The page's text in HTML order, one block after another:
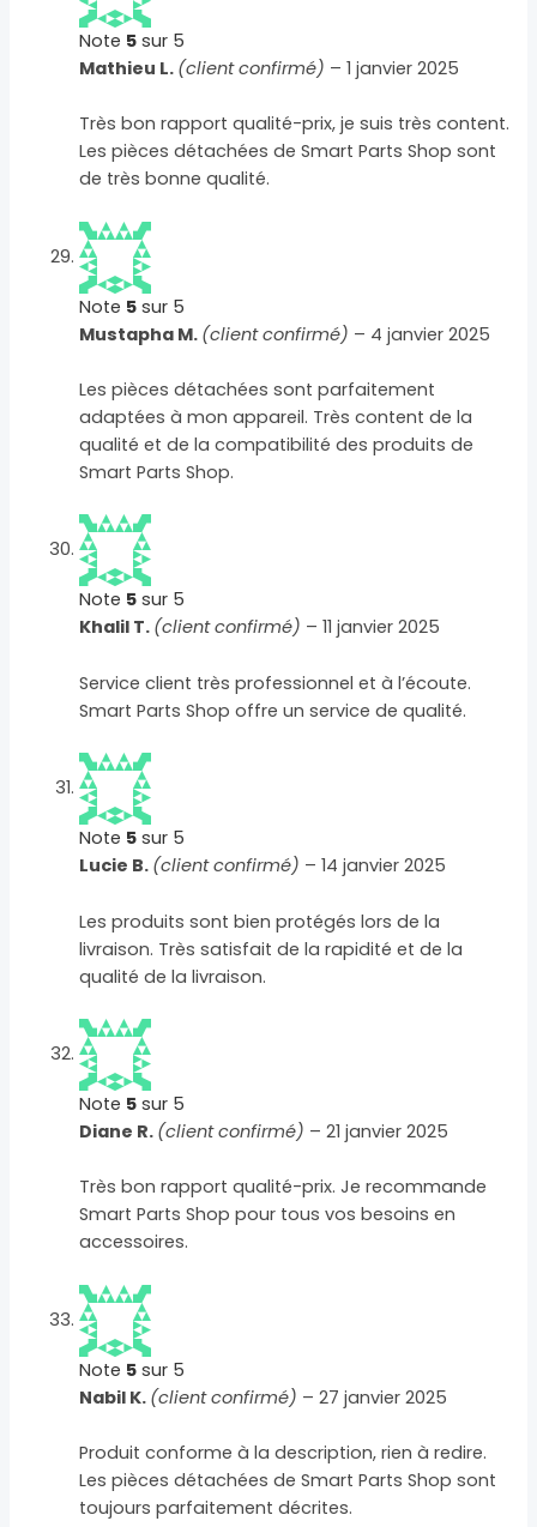
Note 5 sur 5
Mathieu L. (client confirmé) – 1 janvier 2025
Très bon rapport qualité-prix, je suis très content.
Les pièces détachées de Smart Parts Shop sont
de très bonne qualité.
Note 5 sur 5
Mustapha M. (client confirmé) – 4 janvier 2025
Les pièces détachées sont parfaitement
adaptées à mon appareil. Très content de la
qualité et de la compatibilité des produits de
Smart Parts Shop.
Note 5 sur 5
Khalil T. (client confirmé) – 11 janvier 2025
Service client très professionnel et à l’écoute.
Smart Parts Shop offre un service de qualité.
Note 5 sur 5
Lucie B. (client confirmé) – 14 janvier 2025
Les produits sont bien protégés lors de la
livraison. Très satisfait de la rapidité et de la
qualité de la livraison.
Note 5 sur 5
Diane R. (client confirmé) – 21 janvier 2025
Très bon rapport qualité-prix. Je recommande
Smart Parts Shop pour tous vos besoins en
accessoires.
Note 5 sur 5
Nabil K. (client confirmé) – 27 janvier 2025
Produit conforme à la description, rien à redire.
Les pièces détachées de Smart Parts Shop sont
toujours parfaitement décrites.